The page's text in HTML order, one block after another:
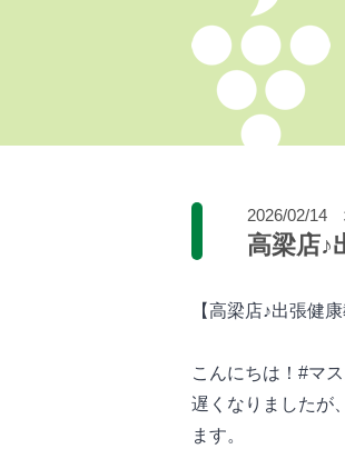
2026/02/14
高梁店♪
【高梁店♪出張健
こんにちは！#マ
遅くなりましたが
ます。